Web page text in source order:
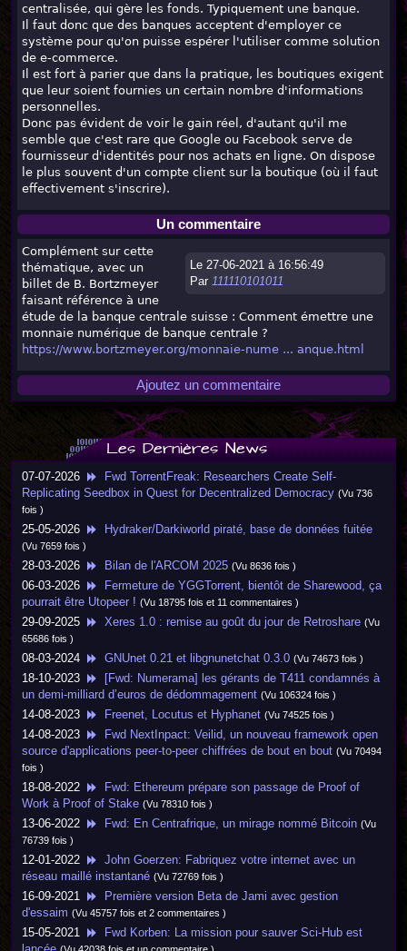
centralisée, qui gère les fonds. Typiquement une banque.
Il faut donc que des banques acceptent d'employer ce
système pour qu'on puisse espérer l'utiliser comme solution
de e-commerce.
Il est fort à parier que dans la pratique, les boutiques exigent
que leur soient fournies un certain nombre d'informations
personnelles.
Donc pas évident de voir le gain réel, d'autant qu'il me
semble que c'est rare que Google ou Facebook serve de
fournisseur d'identités pour nos achats en ligne. On dispose
le plus souvent d'un compte client sur la boutique (où il faut
effectivement s'inscrire).
Un commentaire
Le 27-06-2021 à 16:56:49
Par 111110101011
Complément sur cette
thématique, avec un
billet de B. Bortzmeyer
faisant référence à une
étude de la banque centrale suisse : Comment émettre une
monnaie numérique de banque centrale ?
https://www.bortzmeyer.org/monnaie-nume ... anque.html
Ajoutez un commentaire
Les Dernières News
07-07-2026
Fwd TorrentFreak: Researchers Create Self-
Replicating Seedbox in Quest for Decentralized Democracy (Vu 736
fois )
25-05-2026 Hydraker/Darkiworld piraté, base de données fuitée
(Vu 7659 fois )
28-03-2026 Bilan de l'ARCOM 2025 (Vu 8636 fois )
06-03-2026
Fermeture de YGGTorrent, bientôt de Sharewood, ça
pourrait être Utopeer ! (Vu 18795 fois et 11 commentaires )
29-09-2025 Xeres 1.0 : remise au goût du jour de Retroshare (Vu
65686 fois )
08-03-2024 GNUnet 0.21 et libgnunetchat 0.3.0 (Vu 74673 fois )
18-10-2023
[Fwd: Numerama] les gérants de T411 condamnés à
un demi-milliard d’euros de dédommagement (Vu 106324 fois )
14-08-2023 Freenet, Locutus et Hyphanet (Vu 74525 fois )
14-08-2023
Fwd NextInpact: Veilid, un nouveau framework open
source d'applications peer-to-peer chiffrées de bout en bout (Vu 70494
fois )
18-08-2022
Fwd: Ethereum prépare son passage de Proof of
Work à Proof of Stake (Vu 78310 fois )
13-06-2022 Fwd: En Centrafrique, un mirage nommé Bitcoin (Vu
76739 fois )
12-01-2022
John Goerzen: Fabriquez votre internet avec un
réseau maillé instantané (Vu 72769 fois )
16-09-2021
Première version Beta de Jami avec gestion
d'essaim (Vu 45757 fois et 2 commentaires )
15-05-2021
Fwd Korben: La mission pour sauver Sci-Hub est